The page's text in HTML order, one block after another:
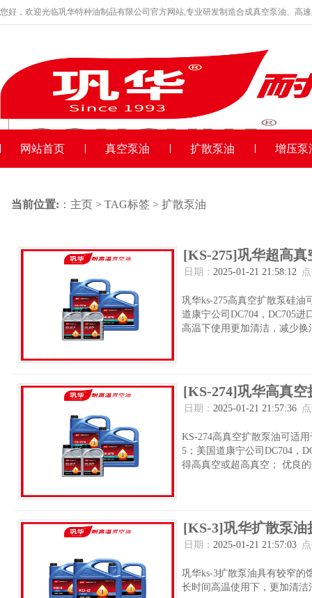
您好，欢迎光临巩华特种油制品有限公司官方网站,专业研发制造合成真空泵油、高
网站首页 真空泵油 扩散泵油 增压泵
当前位置: ： 主页 > TAG标签 > 扩散泵油
[KS-275]巩华超高
日期： 2025-01-21 21:58:12
巩华ks-275高真空扩散泵硅油
道康宁公司DC704，DC705
高温下使用更加清洁，减少
[KS-274]巩华高真
日期： 2025-01-21 21:57:36
KS-274高真空扩散泵油可适
5；美国道康宁公司DC704，
得高真空或超高真空； 优良
[KS-3]巩华扩散泵油
日期： 2025-01-21 21:57:03
巩华ks-3扩散泵油具有较窄的
长时间高温使用下，更加清洁